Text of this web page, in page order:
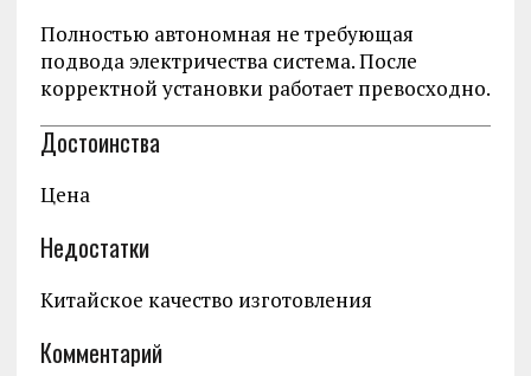
Полностью автономная не требующая
подвода электричества система. После
корректной установки работает превосходно.
Достоинства
Цена
Недостатки
Китайское качество изготовления
Комментарий